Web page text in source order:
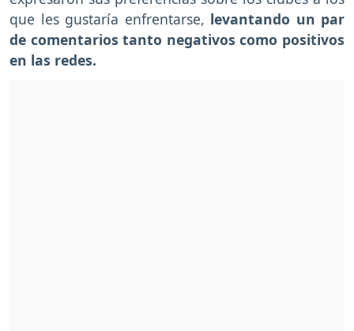
que les gustaría enfrentarse, levantando un par
de comentarios tanto negativos como positivos
en las redes.